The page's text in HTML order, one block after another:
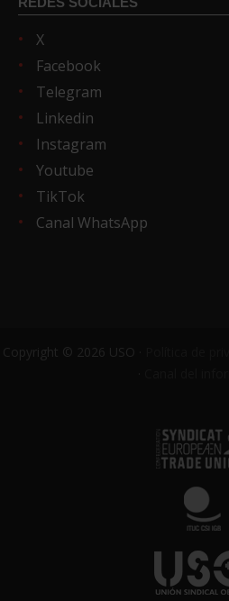
X
Facebook
Telegram
Linkedin
Instagram
Youtube
TikTok
Canal WhatsApp
Copyright © 2026 USO ·